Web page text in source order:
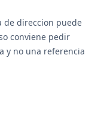
de direccion puede
conviene pedir
y no una referencia